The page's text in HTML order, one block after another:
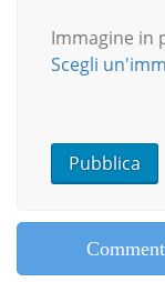
Immagine in
Scegli